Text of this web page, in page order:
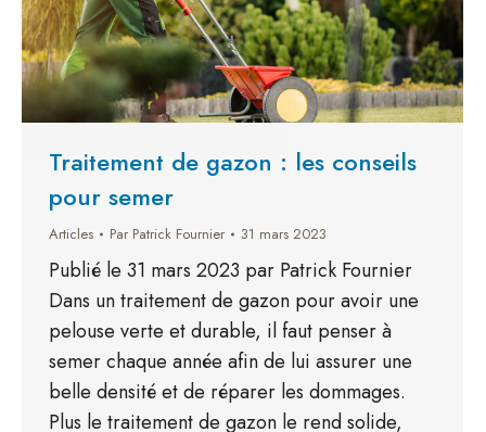
Traitement de gazon : les conseils
pour semer
Articles Par Patrick Fournier 31 mars 2023
Publié le 31 mars 2023 par Patrick Fournier
Dans un traitement de gazon pour avoir une
pelouse verte et durable, il faut penser à
semer chaque année afin de lui assurer une
belle densité et de réparer les dommages.
Plus le traitement de gazon le rend solide,